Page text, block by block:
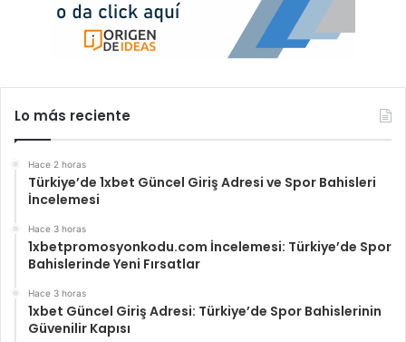
Lo más reciente
Hace 2 horas
Türkiye’de 1xbet Güncel Giriş Adresi ve Spor Bahisleri
İncelemesi
Hace 3 horas
1xbetpromosyonkodu.com İncelemesi: Türkiye’de Spor
Bahislerinde Yeni Fırsatlar
Hace 3 horas
1xbet Güncel Giriş Adresi: Türkiye’de Spor Bahislerinin
Güvenilir Kapısı